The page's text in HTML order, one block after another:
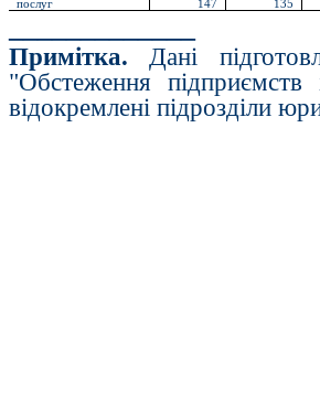
послуг
147 135
Примітка. Дані
"Обстеження
відокремлені підрозділи